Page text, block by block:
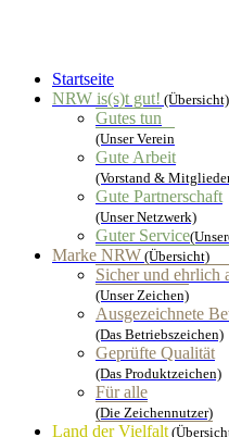
Startseite
NRW is(s)t gut! (Übersicht)
Gutes tun
(Unser Verein
Gute Arbeit
(Vorstand &
Gute Partnerschaft
(Unser Netzwerk)
Guter Service
Marke NRW (Übersicht)
Sicher und ehrlich
(Unser Zeichen)
Ausgezeichnete
(Das Betriebszeichen)
Geprüfte Qualität
(Das Produktzeichen)
Für alle
(Die Zeichennutzer)
Land der Vielfalt